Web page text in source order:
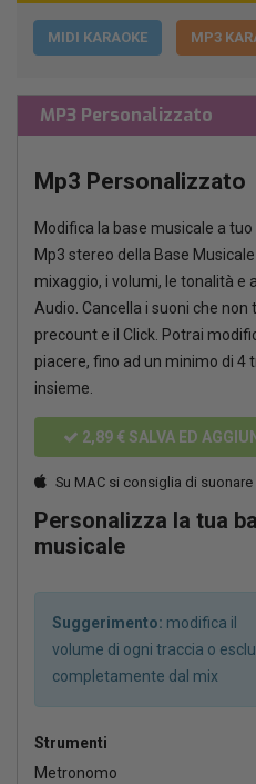
MIDI KARAOKE MP3
MP3 Personalizzato
Mp3 Personalizzato
Modifica la base musicale a
Mp3 stereo della Base
mixaggio, i volumi, le tonalità e
Audio. Cancella i suoni che non
precount e il Click. Potrai
piacere, fino ad un minimo di 4
insieme.
2,89 € SALVA ED
Su MAC si consiglia di suonare
Personalizza la tua
musicale
Suggerimento: modifica il
volume di ogni traccia o
completamente dal mix
Strumenti
Metronomo